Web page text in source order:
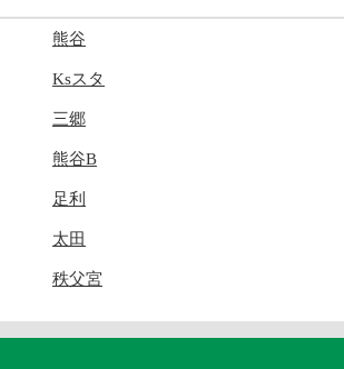
熊谷
Ksスタ
三郷
熊谷B
足利
太田
秩父宮